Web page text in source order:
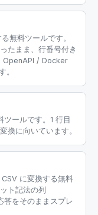
無料ツールです。
たまま、行番号付き
OpenAPI / Docker
。
ールです。1 行目
換に向いています。
に変換する無料
ト記法の列
答をそのままスプレ